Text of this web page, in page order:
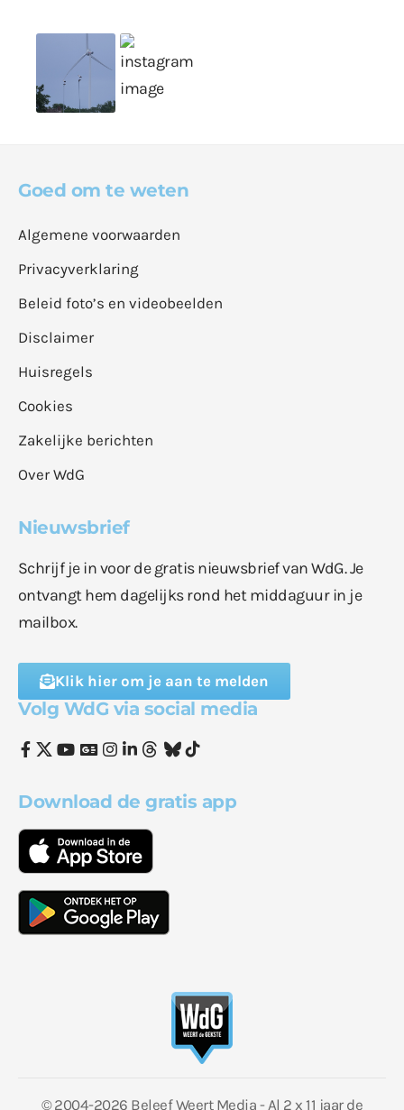
Goed om te weten
Algemene voorwaarden
Privacyverklaring
Beleid foto’s en videobeelden
Disclaimer
Huisregels
Cookies
Zakelijke berichten
Over WdG
Nieuwsbrief
Schrijf je in voor de gratis nieuwsbrief van WdG. Je
ontvangt hem dagelijks rond het middaguur in je
mailbox.
Klik hier om je aan te melden
Volg WdG via social media
Download de gratis app
© 2004-2026 Beleef Weert Media - Al 2 x 11 jaar de